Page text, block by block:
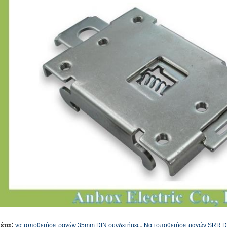
να τοποθετήσει ραγών 35mm DIN συνδετήρες, Να τοποθετήσει ραγών SRR